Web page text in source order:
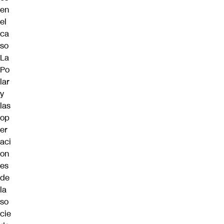
en
el
ca
so
La
Po
lar
y
las
op
er
aci
on
es
de
la
so
cie